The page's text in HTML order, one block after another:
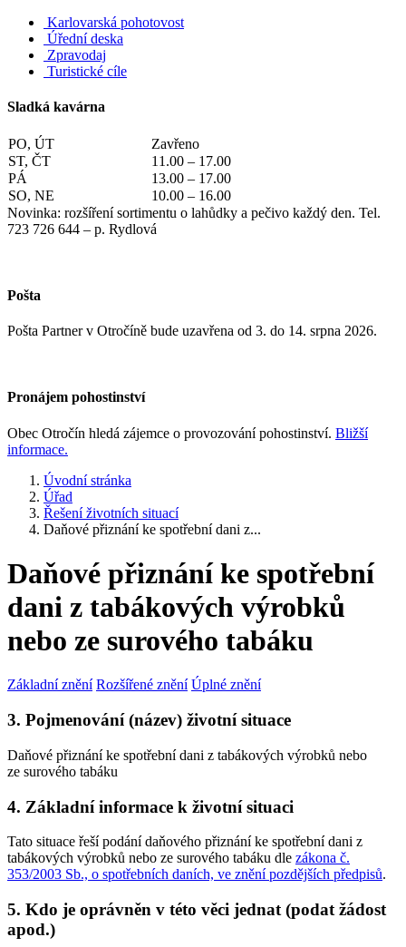
Karlovarská pohotovost
Úřední deska
Zpravodaj
Turistické cíle
Sladká kavárna
PO, ÚT
Zavřeno
ST, ČT
11.00 – 17.00
PÁ
13.00 – 17.00
SO, NE
10.00 – 16.00
Novinka: rozšíření sortimentu o lahůdky a pečivo každý den. Tel.
723 726 644 – p. Rydlová
Pošta
Pošta Partner v Otročíně bude uzavřena od 3. do 14. srpna 2026.
Pronájem pohostinství
Obec Otročín hledá zájemce o provozování pohostinství. Bližší
informace.
Úvodní stránka
Úřad
Řešení životních situací
Daňové přiznání ke spotřební dani z...
Daňové přiznání ke spotřební
dani z tabákových výrobků
nebo ze surového tabáku
Základní znění Rozšířené znění Úplné znění
3. Pojmenování (název) životní situace
Daňové přiznání ke spotřební dani z tabákových výrobků nebo
ze surového tabáku
4. Základní informace k životní situaci
Tato situace řeší podání daňového přiznání ke spotřební dani z
tabákových výrobků nebo ze surového tabáku dle zákona č.
353/2003 Sb., o spotřebních daních, ve znění pozdějších předpisů.
5. Kdo je oprávněn v této věci jednat (podat žádost
apod.)